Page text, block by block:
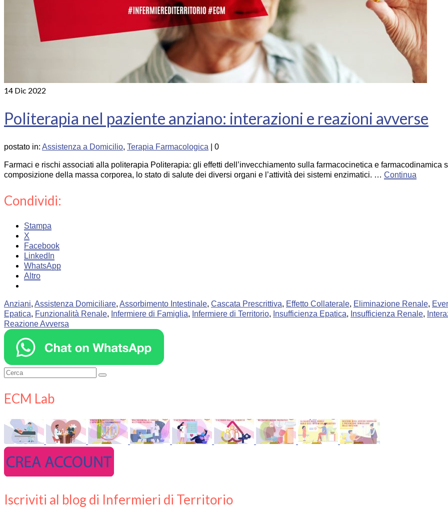
14 Dic 2022
Politerapia nel paziente anziano: interazioni e reazioni avverse
postato in: Assistenza a Domicilio, Terapia Farmacologica 0
Farmaci e rischi associati alla politerapia Politerapia: gli effetti dell’invecchiamento sulla farmacocinetica e farmacodinamica
composizione della massa corporea, lo stato di salute dei diversi organi e l’attività dei sistemi enzimatici. … Continua
Condividi:
Stampa
X
Facebook
LinkedIn
WhatsApp
Altro
Anziani, Assistenza Domiciliare, Assorbimento Intestinale, Cascata Prescrittiva, Effetto Collaterale, Eliminazione Renale,
Epatica, Funzionalità Renale, Infermiere di Famiglia, Infermiere di Territorio, Insufficienza Epatica, Insufficienza Renale,
Reazione Avversa
Cerca:
ECM Lab
Iscriviti al blog di Infermieri di Territorio